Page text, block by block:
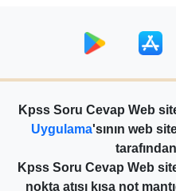
Kpss Soru Cevap Web
Uygulama'sının web
Kpss Soru Cevap Web
nokta atışı kısa not